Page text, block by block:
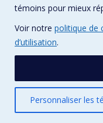
témoins pour mieux
Voir notre politique de
d’utilisation.
Personnaliser les